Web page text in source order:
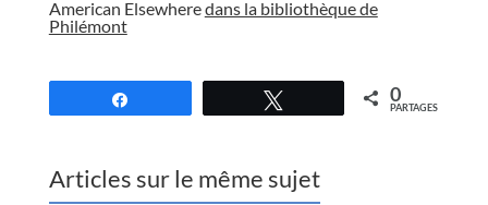
American Elsewheredans la bibliothèque de
Philémont
0
PARTAGES
Articles sur le même sujet